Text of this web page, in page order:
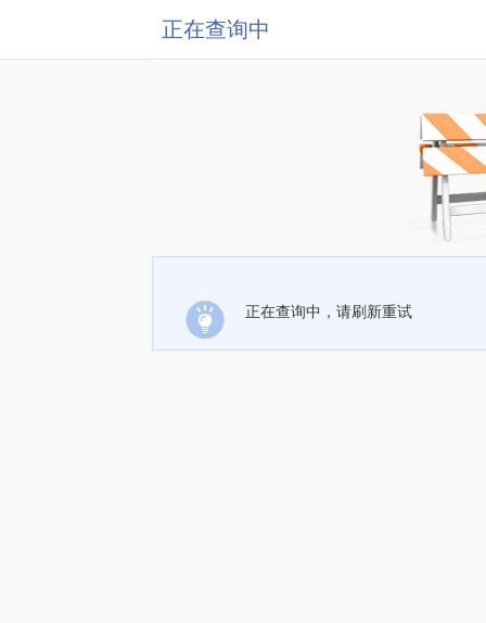
正在查询中
正在查询中，请刷新重试